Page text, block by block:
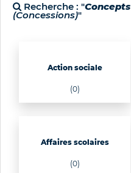
Recherche : "Concepts
(Concessions)"
Action sociale
(0)
Affaires scolaires
(0)